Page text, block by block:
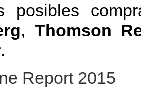
posibles
, Thomson
.
Report 2015